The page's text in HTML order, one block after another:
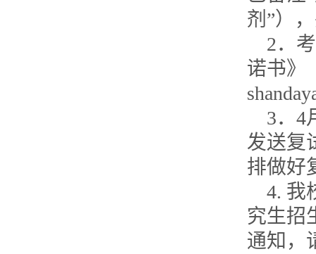
剂”）
2．
诺书》
3． 4
发送复
排做好
4. 我
究生招
通知，